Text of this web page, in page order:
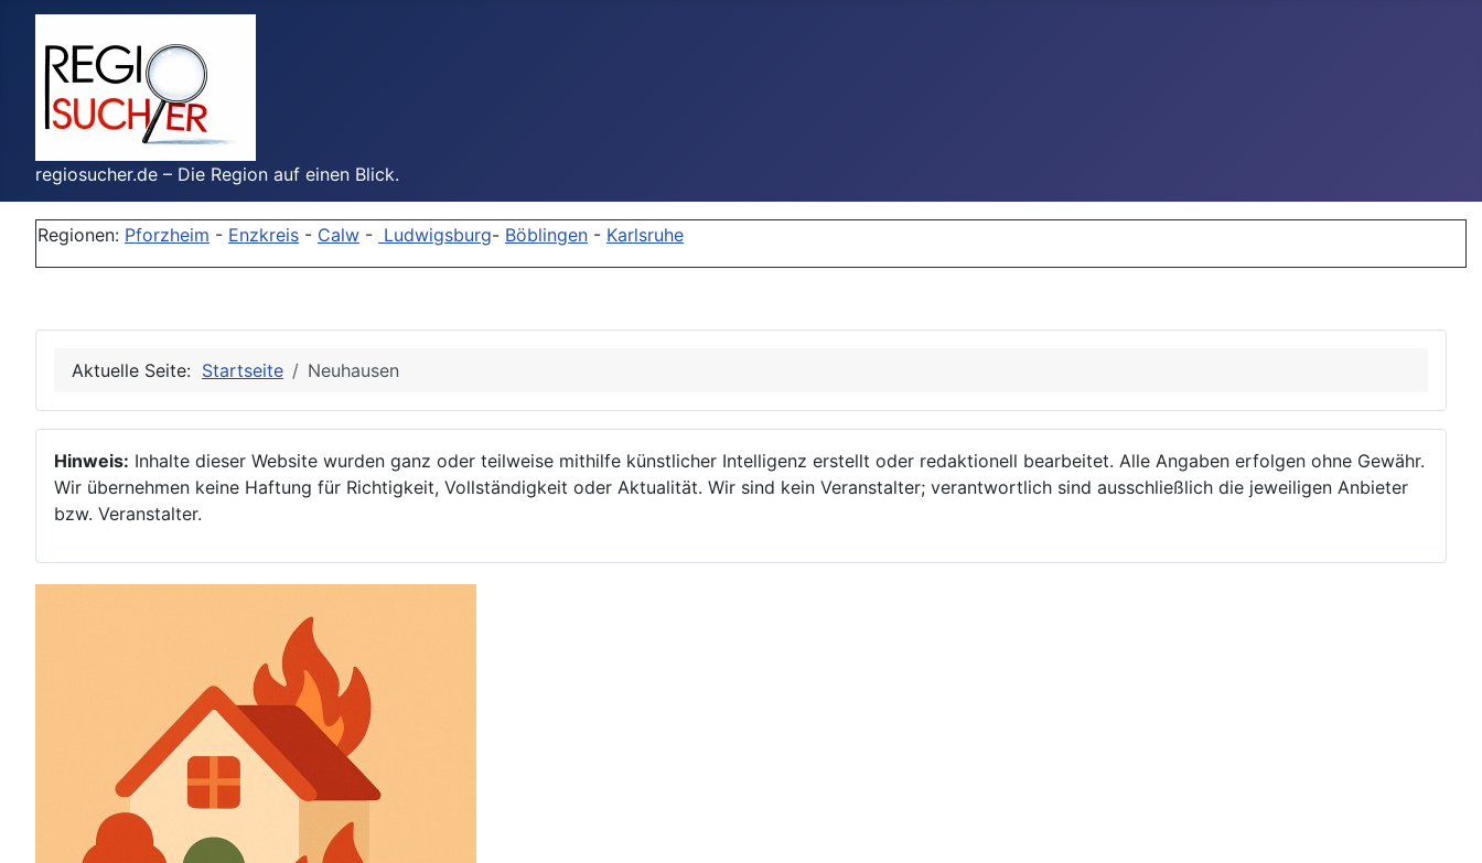
regiosucher.de – Die Region auf einen Blick.
Regionen: Pforzheim - Enzkreis - Calw - Ludwigsburg- Böblingen - Karlsruhe
Aktuelle Seite: Startseite Neuhausen
Hinweis: Inhalte dieser Website wurden ganz oder teilweise mithilfe künstlicher Intelligenz erstellt oder redaktionell bearbeitet. Alle Angaben erfolgen ohne Gewähr.
Wir übernehmen keine Haftung für Richtigkeit, Vollständigkeit oder Aktualität. Wir sind kein Veranstalter; verantwortlich sind ausschließlich die jeweiligen Anbieter
bzw. Veranstalter.